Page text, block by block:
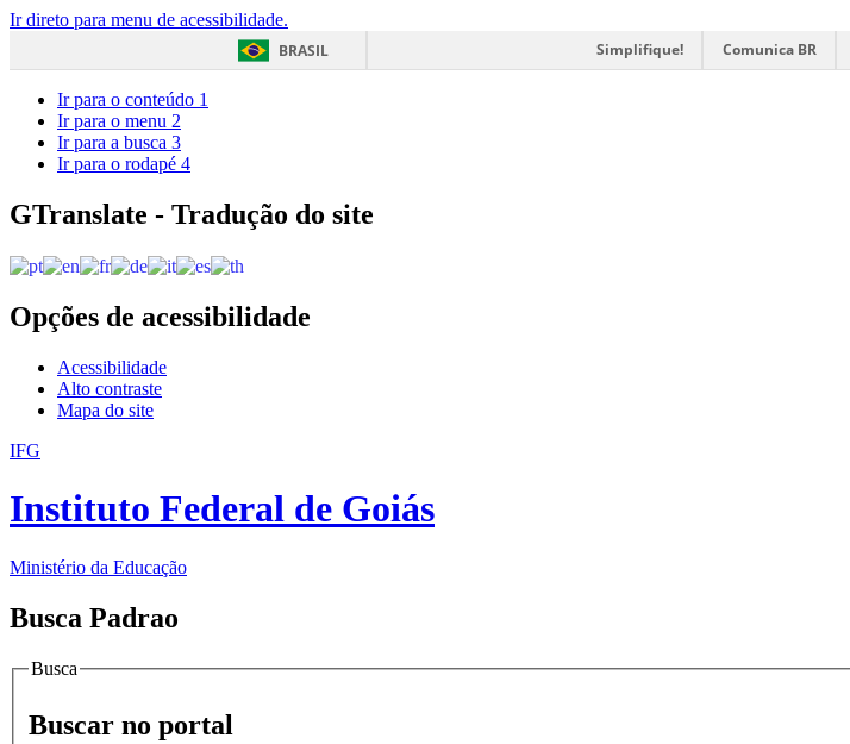
Ir direto para menu de acessibilidade.
BRASIL
Simplifique! Comunica BR
Ir para o conteúdo 1
Ir para o menu 2
Ir para a busca 3
Ir para o rodapé 4
GTranslate - Tradução do site
Opções de acessibilidade
Acessibilidade
Alto contraste
Mapa do site
IFG
Instituto Federal de Goiás
Ministério da Educação
Busca Padrao
Busca
Buscar no portal